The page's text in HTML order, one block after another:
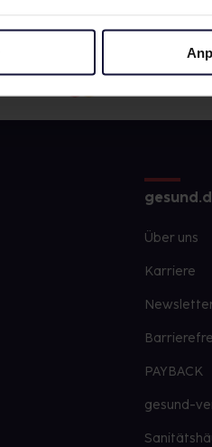
Über uns
Karriere
PAYBACK
gesund-